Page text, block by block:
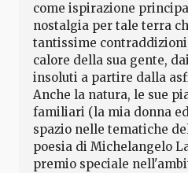
come ispirazione
nostalgia per tale terra
tantissime
calore della sua gente,
insoluti a partire dalla
Anche la natura, le sue
familiari (la mia donna
spazio nelle tematiche
poesia di Michelangelo
premio speciale